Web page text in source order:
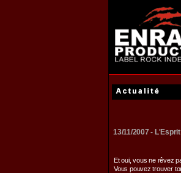
13/11/2007 -
Et oui, vous ne rêvez
Vous pouvez trouver